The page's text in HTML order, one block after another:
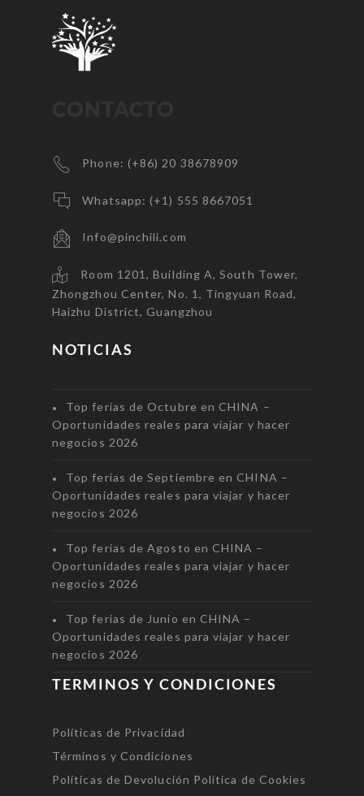
Phone: (+86) 20 38678909
Whatsapp: (+1) 555 8667051
Info@pinchili.com
Room 1201, Building A, South Tower,
Zhongzhou Center, No. 1, Tingyuan Road,
Haizhu District, Guangzhou
NOTICIAS
Top ferias de Octubre en CHINA –
Oportunidades reales para viajar y hacer
negocios 2026
Top ferias de Septiembre en CHINA –
Oportunidades reales para viajar y hacer
negocios 2026
Top ferias de Agosto en CHINA –
Oportunidades reales para viajar y hacer
negocios 2026
Top ferias de Junio en CHINA –
Oportunidades reales para viajar y hacer
negocios 2026
TERMINOS Y CONDICIONES
Políticas de Privacidad
Términos y Condiciones
Políticas de Devolución Política de Cookies